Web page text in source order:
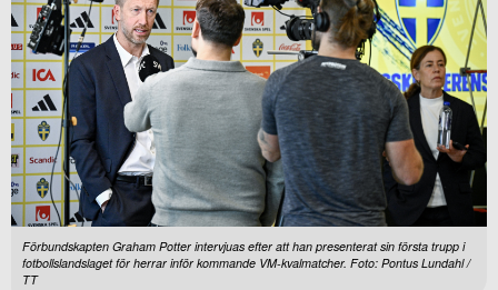
Förbundskapten Graham Potter intervjuas efter att han presenterat sin första trupp i
fotbollslandslaget för herrar inför kommande VM-kvalmatcher. Foto: Pontus Lundahl /
TT